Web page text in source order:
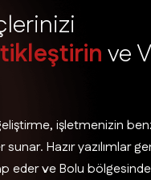
lerinizi
tikleştirinveV
işletmenizin
Hazır yazılımlar
eder ve Bolu